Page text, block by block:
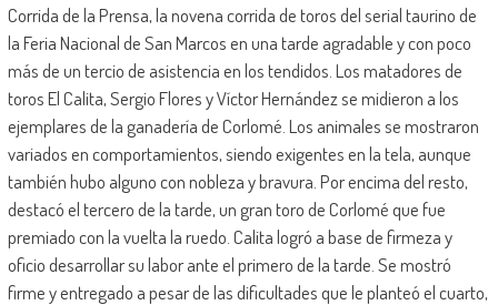
Corrida de la Prensa, la novena corrida de toros del serial taurino de
la Feria Nacional de San Marcos en una tarde agradable y con poco
más de un tercio de asistencia en los tendidos. Los matadores de
toros El Calita, Sergio Flores y Víctor Hernández se midieron a los
ejemplares de la ganadería de Corlomé. Los animales se mostraron
variados en comportamientos, siendo exigentes en la tela, aunque
también hubo alguno con nobleza y bravura. Por encima del resto,
destacó el tercero de la tarde, un gran toro de Corlomé que fue
premiado con la vuelta la ruedo. Calita logró a base de firmeza y
oficio desarrollar su labor ante el primero de la tarde. Se mostró
firme y entregado a pesar de las dificultades que le planteó el cuarto,